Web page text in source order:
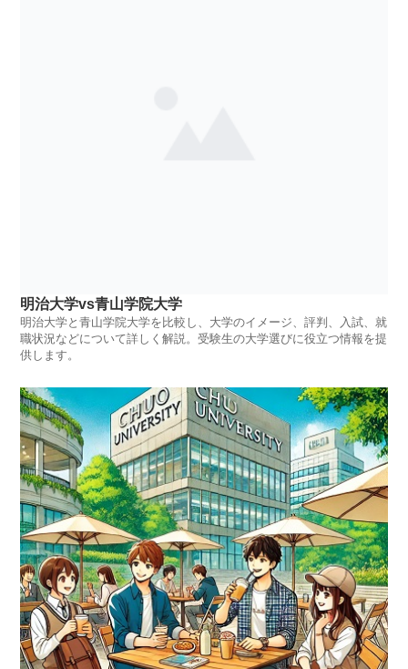
明治大学vs青山学院大学
明治大学と青山学院大学を比較し、大学のイメージ、評判、入試、就
職状況などについて詳しく解説。受験生の大学選びに役立つ情報を提
供します。